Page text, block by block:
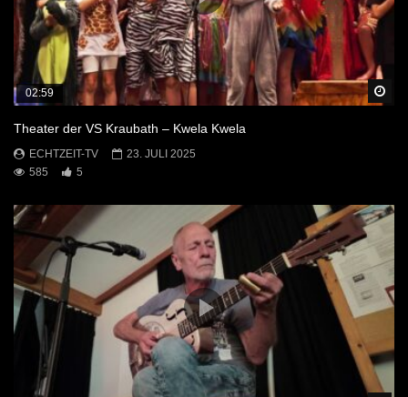
02:59
Theater der VS Kraubath – Kwela Kwela
ECHTZEIT-TV
23. JULI 2025
585
5